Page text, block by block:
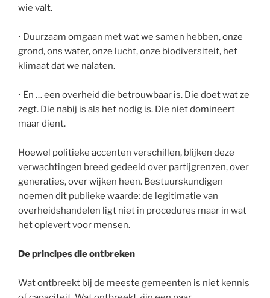
wie valt.
• Duurzaam omgaan met wat we samen hebben, onze
grond, ons water, onze lucht, onze biodiversiteit, het
klimaat dat we nalaten.
• En … een overheid die betrouwbaar is. Die doet wat ze
zegt. Die nabij is als het nodig is. Die niet domineert
maar dient.
Hoewel politieke accenten verschillen, blijken deze
verwachtingen breed gedeeld over partijgrenzen, over
generaties, over wijken heen. Bestuurskundigen
noemen dit publieke waarde: de legitimatie van
overheidshandelen ligt niet in procedures maar in wat
het oplevert voor mensen.
De principes die ontbreken
Wat ontbreekt bij de meeste gemeenten is niet kennis